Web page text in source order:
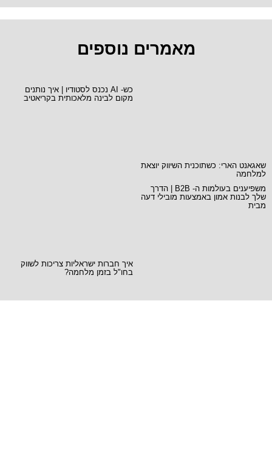
מאמרים נוספים
שאגאנט הארי: כשתוכנית השיווק יוצאת
למלחמה
כש- AI נכנס לסטודיו | איך נותנים
מקום לבינה מלאכותית בקריאטיב
משפיענים בעולמות ה- B2B | הדרך
שלך לבנות אמון באמצעות מובילי דעה
מבית
איך חברות ישראליות צריכות לשווק
בחו"ל בזמן מלחמה?